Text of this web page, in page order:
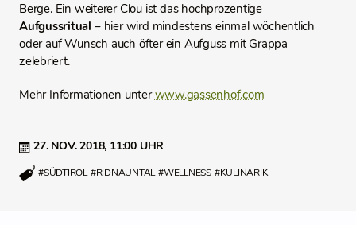
27. NOV. 2018, 11:00 UHR
#SÜDTIROL #RIDNAUNTAL #WELLNESS #KULINARIK
Berge. Ein weiterer Clou ist das hochprozentige
Aufgussritual – hier wird mindestens einmal wöchentlich
oder auf Wunsch auch öfter ein Aufguss mit Grappa
zelebriert.
Mehr Informationen unterwww.gassenhof.com